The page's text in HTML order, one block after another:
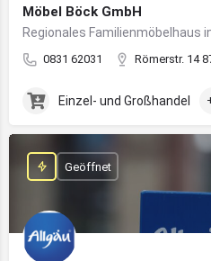
Möbel Böck GmbH
0831 62031 Römerstr. 14
Einzel- und Großhandel
Geöffnet